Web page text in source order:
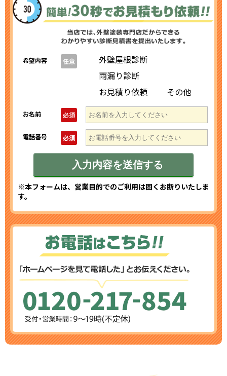
希望内容 任意
外壁屋根診断
雨漏り診断
お見積り依頼
その他
お名前 必須
電話番号 必須
※本フォームは、営業目的でのご利用は固くお断りいたしま
す。